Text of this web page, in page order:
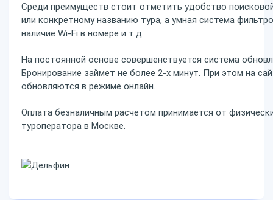
Среди преимуществ стоит отметить удобство
или конкретному названию тура, а умная система
наличие Wi-Fi в номере и т.д.
На постоянной основе совершенствуется система
Бронирование займет не более 2-х минут. При этом на
обновляются в режиме онлайн.
Оплата безналичным расчетом принимается от
туроператора в Москве.